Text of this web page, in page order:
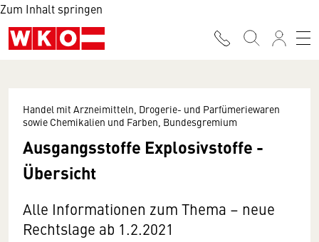
Zum Inhalt springen
Handel mit Arzneimitteln, Drogerie- und Parfümeriewaren
sowie Chemikalien und Farben, Bundesgremium
Ausgangsstoffe Explosivstoffe -
Übersicht
Alle Informationen zum Thema – neue
Rechtslage ab 1.2.2021